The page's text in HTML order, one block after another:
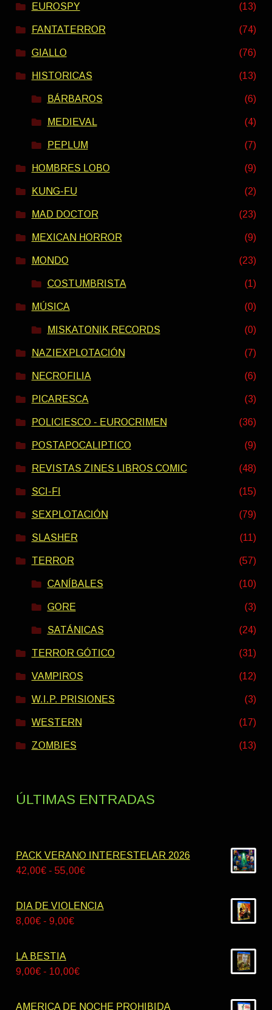
EUROSPY (13)
FANTATERROR (74)
GIALLO (76)
HISTORICAS (13)
BÁRBAROS (6)
MEDIEVAL (4)
PEPLUM (7)
HOMBRES LOBO (9)
KUNG-FU (2)
MAD DOCTOR (23)
MEXICAN HORROR (9)
MONDO (23)
COSTUMBRISTA (1)
MÚSICA (0)
MISKATONIK RECORDS (0)
NAZIEXPLOTACIÓN (7)
NECROFILIA (6)
PICARESCA (3)
POLICIESCO - EUROCRIMEN (36)
POSTAPOCALIPTICO (9)
REVISTAS ZINES LIBROS COMIC (48)
SCI-FI (15)
SEXPLOTACIÓN (79)
SLASHER (11)
TERROR (57)
CANÍBALES (10)
GORE (3)
SATÁNICAS (24)
TERROR GÓTICO (31)
VAMPIROS (12)
W.I.P. PRISIONES (3)
WESTERN (17)
ZOMBIES (13)
ÚLTIMAS ENTRADAS
PACK VERANO INTERESTELAR 2026
42,00€ - 55,00€Rango
precios:
DIA DE VIOLENCIA
8,00€ - 9,00€Rango
desde
LA BESTIA
9,00€ - 10,00€Rango
precios:
AMERICA DE NOCHE PROHIBIDA